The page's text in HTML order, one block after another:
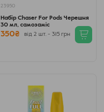
23950
Набір Chaser For Pods Черешня
30 мл, самозаміс
350₴ від 2 шт. - 315 грн